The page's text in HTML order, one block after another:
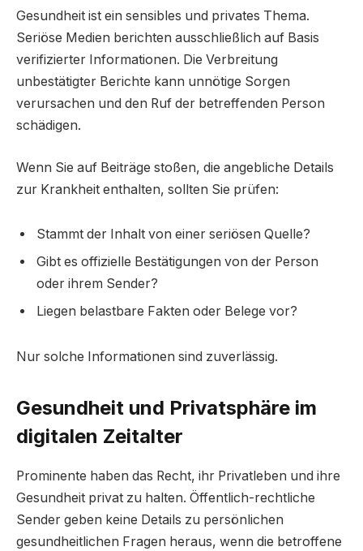
Gesundheit ist ein sensibles und privates Thema.
Seriöse Medien berichten ausschließlich auf Basis
verifizierter Informationen. Die Verbreitung
unbestätigter Berichte kann unnötige Sorgen
verursachen und den Ruf der betreffenden Person
schädigen.
Wenn Sie auf Beiträge stoßen, die angebliche Details
zur Krankheit enthalten, sollten Sie prüfen:
Stammt der Inhalt von einer seriösen Quelle?
Gibt es offizielle Bestätigungen von der Person
oder ihrem Sender?
Liegen belastbare Fakten oder Belege vor?
Nur solche Informationen sind zuverlässig.
Gesundheit und Privatsphäre im
digitalen Zeitalter
Prominente haben das Recht, ihr Privatleben und ihre
Gesundheit privat zu halten. Öffentlich-rechtliche
Sender geben keine Details zu persönlichen
gesundheitlichen Fragen heraus, wenn die betroffene